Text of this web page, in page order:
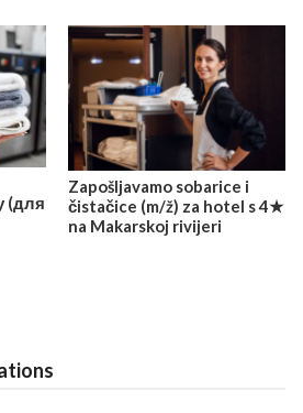
(для
Zapošljavamo sobarice i
čistačice (m/ž) za hotel s 4★
na Makarskoj rivijeri